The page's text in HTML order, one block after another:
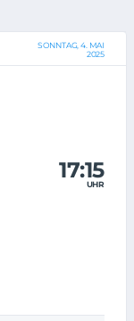
SONNTAG, 4. MAI
2025
17:15
UHR